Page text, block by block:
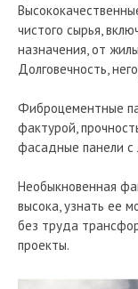
чистого сырья,
назначения, от
Долговечность,
Фиброцементные
фактурой,
фасадные панели с
Необыкновенная
высока, узнать ее
без труда
проекты.